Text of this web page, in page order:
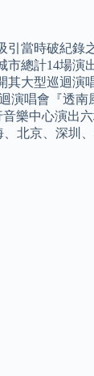
當時破紀錄
總計14場演
其大型巡迴
演唱會『透
樂中心演出
北京、深圳